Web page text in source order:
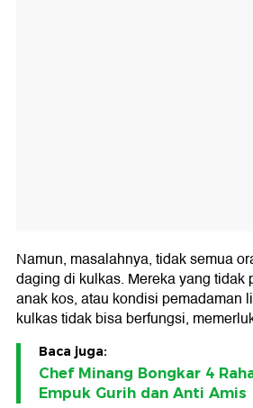
Namun, masalahnya, tidak semua
daging di kulkas. Mereka yang tidak
anak kos, atau kondisi pemadaman
kulkas tidak bisa berfungsi,
Baca juga:
Chef Minang Bongkar 4
Empuk Gurih dan Anti Amis